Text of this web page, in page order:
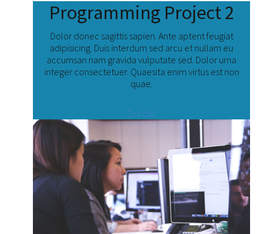
Programming Project 2
Dolor donec sagittis sapien. Ante aptent feugiat
adipisicing. Duis interdum sed arcu et nullam eu
accumsan nam gravida vulputate sed. Dolor urna
integer consectetuer. Quaesita enim virtus est non
quae.
Číst dál: